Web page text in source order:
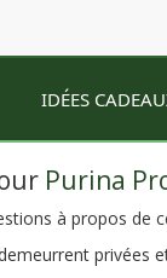
IDÉES
Purina
à propos de
privées